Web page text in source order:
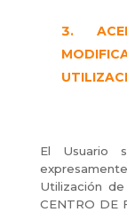
El Usuario
Utilización
CENTRO DE